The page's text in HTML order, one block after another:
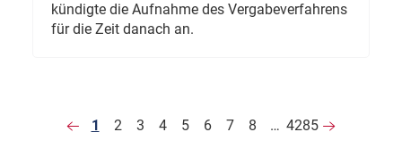
kündigte die Aufnahme des Vergabeverfahrens
für die Zeit danach an.
1 2 3 4 5 6 7 8 … 4285